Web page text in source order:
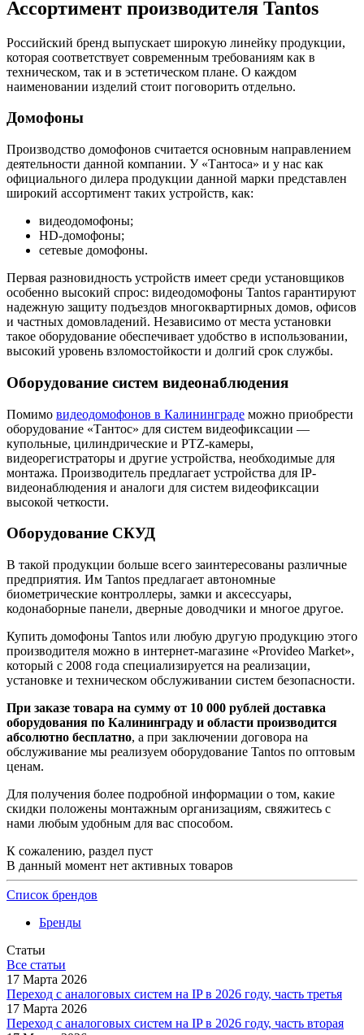
Ассортимент производителя Tantos
Российский бренд выпускает широкую линейку продукции,
которая соответствует современным требованиям как в
техническом, так и в эстетическом плане. О каждом
наименовании изделий стоит поговорить отдельно.
Домофоны
Производство домофонов считается основным направлением
деятельности данной компании. У «Тантоса» и у нас как
официального дилера продукции данной марки представлен
широкий ассортимент таких устройств, как:
видеодомофоны;
HD-домофоны;
сетевые домофоны.
Первая разновидность устройств имеет среди установщиков
особенно высокий спрос: видеодомофоны Tantos гарантируют
надежную защиту подъездов многоквартирных домов, офисов
и частных домовладений. Независимо от места установки
такое оборудование обеспечивает удобство в использовании,
высокий уровень взломостойкости и долгий срок службы.
Оборудование систем видеонаблюдения
Помимо видеодомофонов в Калининграде можно приобрести
оборудование «Тантос» для систем видеофиксации —
купольные, цилиндрические и PTZ-камеры,
видеорегистраторы и другие устройства, необходимые для
монтажа. Производитель предлагает устройства для IP-
видеонаблюдения и аналоги для систем видеофиксации
высокой четкости.
Оборудование СКУД
В такой продукции больше всего заинтересованы различные
предприятия. Им Tantos предлагает автономные
биометрические контроллеры, замки и аксессуары,
кодонаборные панели, дверные доводчики и многое другое.
Купить домофоны Tantos или любую другую продукцию этого
производителя можно в интернет-магазине «Provideo Market»,
который с 2008 года специализируется на реализации,
установке и техническом обслуживании систем безопасности.
При заказе товара на сумму от 10 000 рублей доставка
оборудования по Калининграду и области производится
абсолютно бесплатно, а при заключении договора на
обслуживание мы реализуем оборудование Tantos по оптовым
ценам.
Для получения более подробной информации о том, какие
скидки положены монтажным организациям, свяжитесь с
нами любым удобным для вас способом.
К сожалению, раздел пуст
В данный момент нет активных товаров
Список брендов
Бренды
Статьи
Все статьи
17 Марта 2026
Переход с аналоговых систем на IP в 2026 году, часть третья
17 Марта 2026
Переход с аналоговых систем на IP в 2026 году, часть вторая